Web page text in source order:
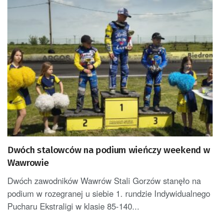
Dwóch stalowców na podium wieńczy weekend w
Wawrowie
Dwóch zawodników Wawrów Stali Gorzów stanęło na
podium w rozegranej u siebie 1. rundzie Indywidualnego
Pucharu Ekstraligi w klasie 85-140...